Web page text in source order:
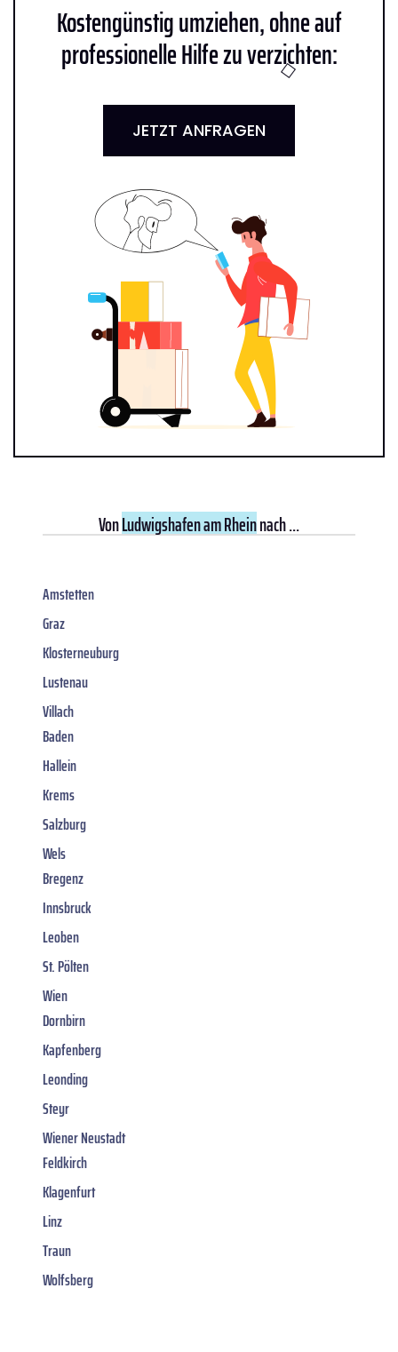
Kostengünstig umziehen, ohne auf
professionelle Hilfe zu verzichten:
JETZT ANFRAGEN
VonLudwigshafen am Rheinnach ...
Amstetten
Graz
Klosterneuburg
Lustenau
Villach
Baden
Hallein
Krems
Salzburg
Wels
Bregenz
Innsbruck
Leoben
St. Pölten
Wien
Dornbirn
Kapfenberg
Leonding
Steyr
Wiener Neustadt
Feldkirch
Klagenfurt
Linz
Traun
Wolfsberg